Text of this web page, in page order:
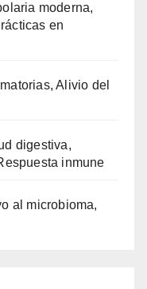
moderna,
en
Alivio del
digestiva,
inmune
al microbioma,